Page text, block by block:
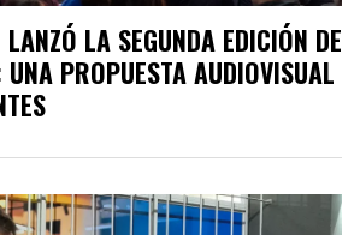
LA SEGUNDA EDICIÓN DE
PROPUESTA AUDIOVISUAL